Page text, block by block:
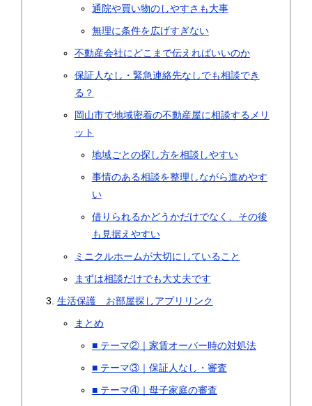
通院や買い物のしやすさも大事
無理に条件を広げすぎない
不動産会社にどこまで伝えればいいのか
保証人なし・緊急連絡先なしでも相談でき
る？
岡山市で地域密着の不動産屋に相談するメリ
ット
地域ごとの探し方を相談しやすい
事情のある相談を整理しながら進めやす
い
借りられるかどうかだけでなく、その後
も見据えやすい
ミニクルホームが大切にしていること
まずは相談だけでも大丈夫です
生活保護 お部屋探しアプリリンク
まとめ
■ テーマ②｜家賃オーバー時の対処法
■ テーマ③｜保証人なし・審査
■ テーマ④｜母子家庭の審査